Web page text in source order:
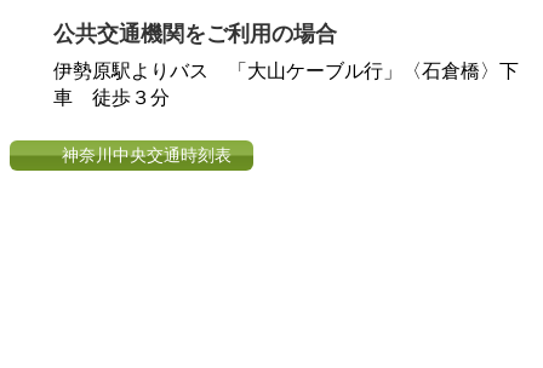
公共交通機関をご利用の場合
伊勢原駅よりバス 「大山ケーブル行」〈石倉橋〉下
車 徒歩３分
神奈川中央交通時刻表